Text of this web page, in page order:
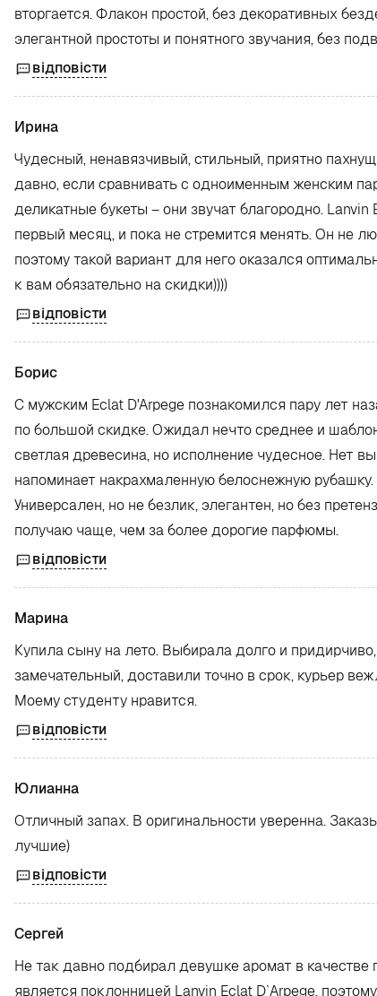
вторгается. Флакон простой, без декоративных
элегантной простоты и понятного звучания, без
відповісти
Ирина
Чудесный, ненавязчивый, стильный, приятно
давно, если сравнивать с одноименным женским
деликатные букеты – они звучат благородно.
первый месяц, и пока не стремится менять. Он не
поэтому такой вариант для него оказался
к вам обязательно на скидки))))
відповісти
Борис
С мужским Eclat D'Arpege познакомился пару лет
по большой скидке. Ожидал нечто среднее и
светлая древесина, но исполнение чудесное. Нет
напоминает накрахмаленную белоснежную
Универсален, но не безлик, элегантен, но без
получаю чаще, чем за более дорогие парфюмы.
відповісти
Марина
Купила сыну на лето. Выбирала долго и
замечательный, доставили точно в срок, курьер
Моему студенту нравится.
відповісти
Юлианна
Отличный запах. В оригинальности уверенна.
лучшие)
відповісти
Сергей
Не так давно подбирал девушке аромат в
является поклонницей Lanvin Eclat D`Arpege,